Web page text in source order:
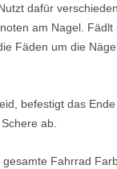
dafür
am Nagel.
Fäden um die
befestigt das
ab.
Fahrrad